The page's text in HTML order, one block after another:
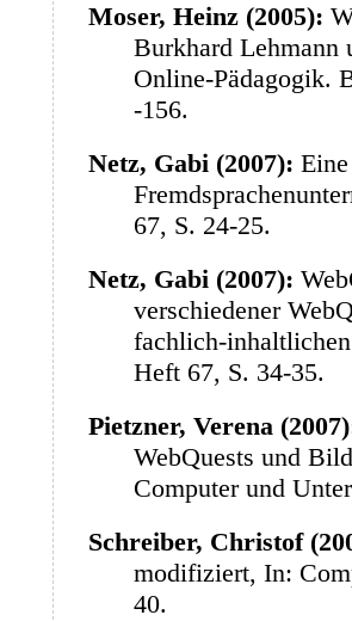
Moser, Heinz (2005):
Burkhard Lehmann
Online-Pädagogik.
-156.
Netz, Gabi (2007):
67, S. 24-25.
Netz, Gabi (2007):
verschiedener
fachlich-
Heft 67, S. 34-35.
Pietzner, Verena
WebQuests und
Computer und
Schreiber, Christof
modifiziert, In:
40.